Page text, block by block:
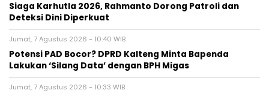
Siaga Karhutla 2026, Rahmanto Dorong Patroli dan
Deteksi Dini Diperkuat
Jumat, 7 Agustus 2026 - 10:40 WIB
Potensi PAD Bocor? DPRD Kalteng Minta Bapenda
Lakukan ‘Silang Data’ dengan BPH Migas
Jumat, 7 Agustus 2026 - 10:33 WIB